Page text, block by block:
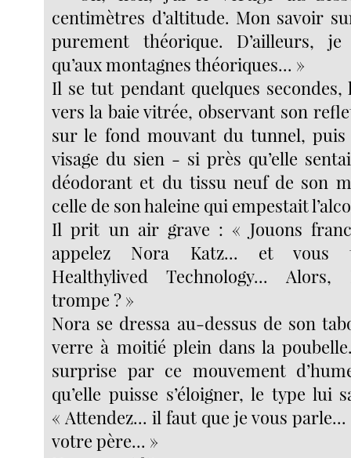
centimètres d’altitude. Mon savoir
purement théorique. D’ailleurs, je
qu’aux montagnes théoriques... »
Il se tut pendant quelques
vers la baie vitrée, observant son
sur le fond mouvant du tunnel,
visage du sien - si près qu’elle
déodorant et du tissu neuf de son
celle de son haleine qui empestait
Il prit un air grave : « Jouons
appelez Nora Katz... et vous
Healthylived Technology...
trompe ? »
Nora se dressa au-dessus de son
verre à moitié plein dans la
surprise par ce mouvement
qu’elle puisse s’éloigner, le type lui
« Attendez... il faut que je vous parle...
votre père... »